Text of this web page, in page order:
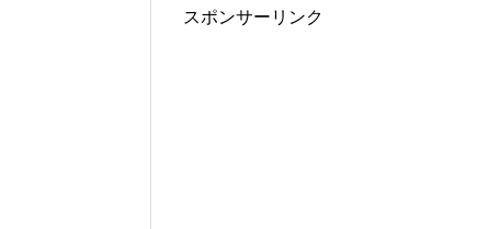
スポンサーリンク